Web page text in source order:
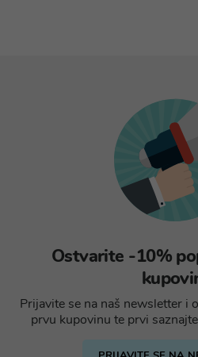
Ostvarite -10%
Prijavite se na naš newsletter i
prvu kupovinu te prvi